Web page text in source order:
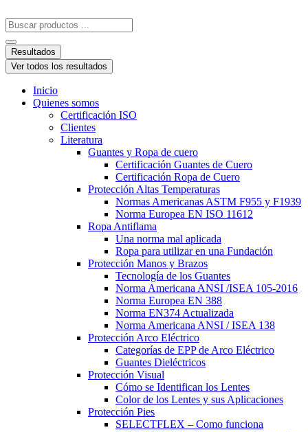
Resultados
Ver todos los resultados
Inicio
Quienes somos
Certificación ISO
Clientes
Literatura
Guantes y Ropa de cuero
Certificación Guantes de Cuero
Certificación Ropa de Cuero
Protección Altas Temperaturas
Normas Americanas ASTM F955 y F1939
Norma Europea EN ISO 11612
Ropa Antiflama
Una norma mal aplicada
Ropa para utilizar en una Fundación
Protección Manos y Brazos
Tecnología de los Guantes
Norma Americana ANSI /ISEA 105-2016
Norma Europea EN 388
Norma EN374 Actualizada
Norma Americana ANSI / ISEA 138
Protección Arco Eléctrico
Categorías de EPP de Arco Eléctrico
Guantes Dieléctricos
Protección Visual
Cómo se Identifican los Lentes
Color de los Lentes y sus Aplicaciones
Protección Pies
SELECTFLEX – Como funciona